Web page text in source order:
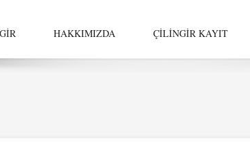
HAKKIMIZDA ÇILINGIR KAYIT